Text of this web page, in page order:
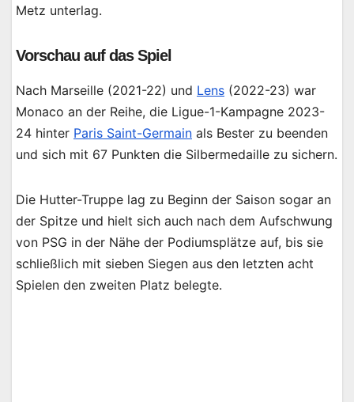
Metz unterlag.
Vorschau auf das Spiel
Nach Marseille (2021-22) und Lens (2022-23) war
Monaco an der Reihe, die Ligue-1-Kampagne 2023-
24 hinter Paris Saint-Germain als Bester zu beenden
und sich mit 67 Punkten die Silbermedaille zu sichern.
Die Hutter-Truppe lag zu Beginn der Saison sogar an
der Spitze und hielt sich auch nach dem Aufschwung
von PSG in der Nähe der Podiumsplätze auf, bis sie
schließlich mit sieben Siegen aus den letzten acht
Spielen den zweiten Platz belegte.